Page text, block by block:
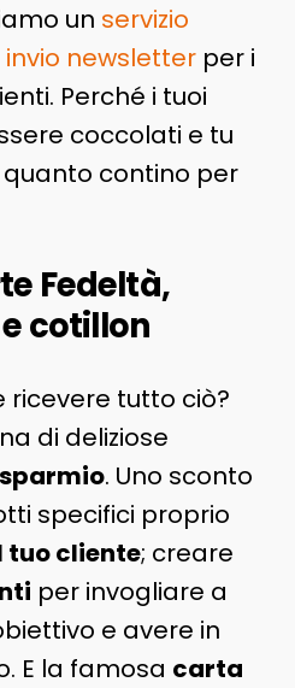
un servizio
newsletter per i
Perché i tuoi
coccolati e tu
contino per
Fedeltà,
cotillon
ricevere tutto ciò?
di deliziose
. Uno sconto
specifici proprio
tuo cliente; creare
per invogliare a
e avere in
E la famosa carta